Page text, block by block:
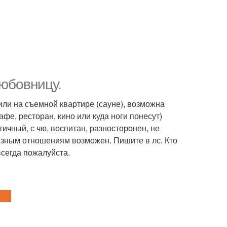
на съемной квартире (сауне), возможна
ресторан, кино или куда ноги понесут)
с чю, воспитан, разносторонен, не
отношениям возможен. Пишите в лс. Кто
пожалуйста.